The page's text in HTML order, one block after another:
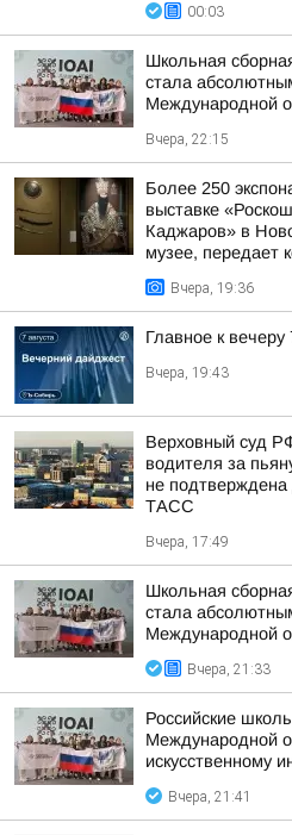
00:03
Школьная
стала
Международной
Вчера, 22:15
Более 250
выставке
Каджаров» в
музее, передает
Вчера, 19:36
Главное к вечеру
Вчера, 19:43
Верховный суд
водителя за
не
ТАСС
Вчера, 17:49
Школьная
стала
Международной
Вчера, 21:33
Российские
Международной
искусственному
Вчера, 21:41